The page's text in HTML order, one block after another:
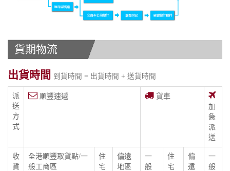
貨期物流
出貨時間 到貨時間 = 出貨時間 + 送貨時間
派
送
方
式
順豐速遞
貨車
加
急
派
送
收
貨
全港順豐取貨點/一
般工商區
住
宅
偏遠
地區
一
般
住
宅
偏
遠
一
般